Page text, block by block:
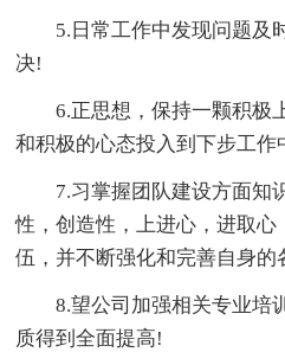
5.日常工作中发现问题及
决!
6.正思想，保持一颗积极
和积极的心态投入到下步工作
7.习掌握团队建设方面知
性，创造性，上进心，进取心
伍，并不断强化和完善自身的
8.望公司加强相关专业培
质得到全面提高!